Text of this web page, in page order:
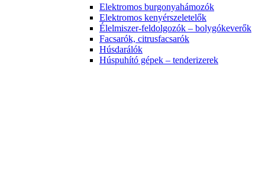
Elektromos burgonyahámozók
Elektromos kenyérszeletelők
Élelmiszer-feldolgozók – bolygókeverők
Facsarók, citrusfacsarók
Húsdarálók
Húspuhító gépek – tenderizerek